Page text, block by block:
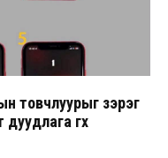
товчлуурыг зэрэг
өгөх